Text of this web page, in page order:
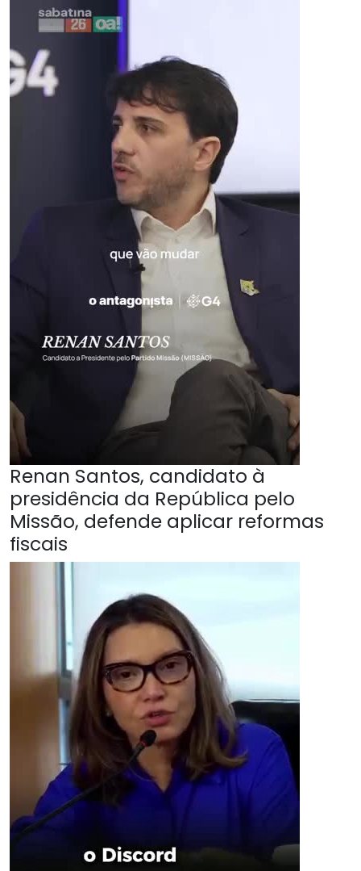
Renan Santos, candidato à
presidência da República pelo
Missão, defende aplicar reformas
fiscais